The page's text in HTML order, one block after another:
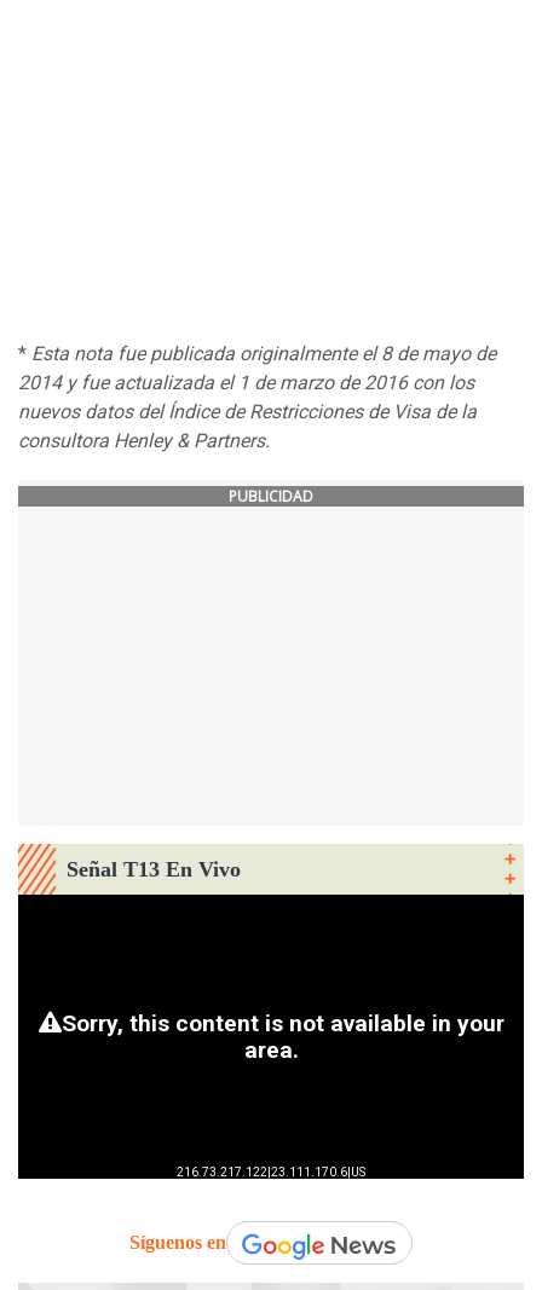
* Esta nota fue publicada originalmente el 8 de mayo de
2014 y fue actualizada el 1 de marzo de 2016 con los
nuevos datos del Índice de Restricciones de Visa de la
consultora Henley & Partners.
PUBLICIDAD
Señal T13 En Vivo
Síguenos en